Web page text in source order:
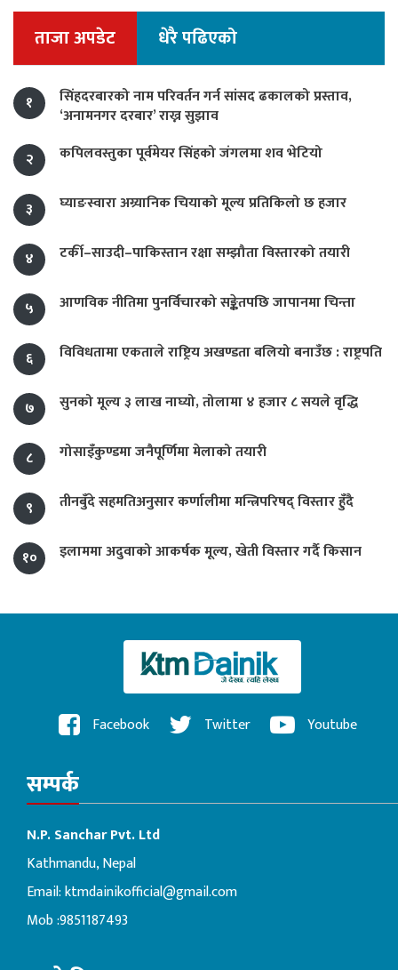
ताजा अपडेट धेरै पढिएको
१
सिंहदरबारको नाम परिवर्तन गर्न सांसद ढकालको प्रस्ताव,
‘अनामनगर दरबार’ राख्न सुझाव
२
कपिलवस्तुका पूर्वमेयर सिंहको जंगलमा शव भेटियो
३ घ्याङस्वारा अग्र्यानिक चियाको मूल्य प्रतिकिलो छ हजार
४ टर्की–साउदी–पाकिस्तान रक्षा सम्झौता विस्तारको तयारी
५ आणविक नीतिमा पुनर्विचारको सङ्केतपछि जापानमा चिन्ता
६ विविधतामा एकताले राष्ट्रिय अखण्डता बलियो बनाउँछ : राष्ट्रपति
७ सुनको मूल्य ३ लाख नाघ्यो, तोलामा ४ हजार ८ सयले वृद्धि
८ गोसाइँकुण्डमा जनैपूर्णिमा मेलाको तयारी
९ तीनबुँदे सहमतिअनुसार कर्णालीमा मन्त्रिपरिषद् विस्तार हुँदै
१० इलाममा अदुवाको आकर्षक मूल्य, खेती विस्तार गर्दै किसान
Facebook Twitter Youtube
सम्पर्क
N.P. Sanchar Pvt. Ltd
Kathmandu, Nepal
Email:ktmdainikofficial@gmail.com
Mob :9851187493